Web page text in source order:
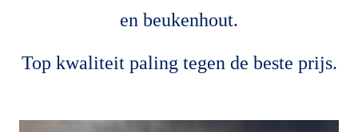
en beukenhout.
Top kwaliteit paling tegen de beste prijs.